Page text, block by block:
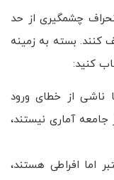
چشمگیری از حد
کنند. بسته به زمینه
کنید:
ناشی از خطای ورود
جامعه آماری نیستند،
اما افراطی هستند،